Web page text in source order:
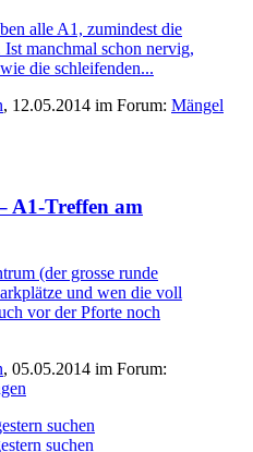
alle A1, zumindest die
manchmal schon nervig,
die schleifenden...
, 12.05.2014 im Forum: Mängel
A1-Treffen am
(der grosse runde
und wen die voll
vor der Pforte noch
, 05.05.2014 im Forum:
suchen
suchen